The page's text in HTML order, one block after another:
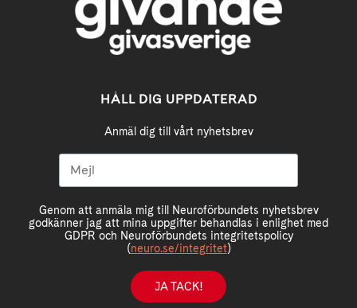
HÅLL DIG UPPDATERAD
Anmäl dig till vårt nyhetsbrev
Genom att anmäla mig till Neuroförbundets nyhetsbrev
godkänner jag att mina uppgifter behandlas i enlighet med
GDPR och Neuroförbundets integritetspolicy
(neuro.se/integritet)
JA TACK!